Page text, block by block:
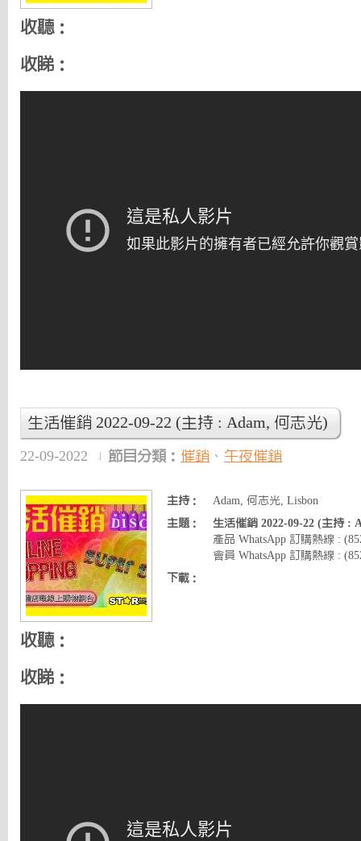
收聽：
收睇：
生活催銷 2022-09-22 (主持 : Adam, 何志光)
22-09-2022 節目分類： 催銷 、 午夜催銷
主持：
Adam, 何志光, Lisbon
主題：
生活催銷 2022-09-22 (主持 :
產品 WhatsApp 訂購熱線 :
會員 WhatsApp 訂購熱線 :
下載：
收聽：
收睇：